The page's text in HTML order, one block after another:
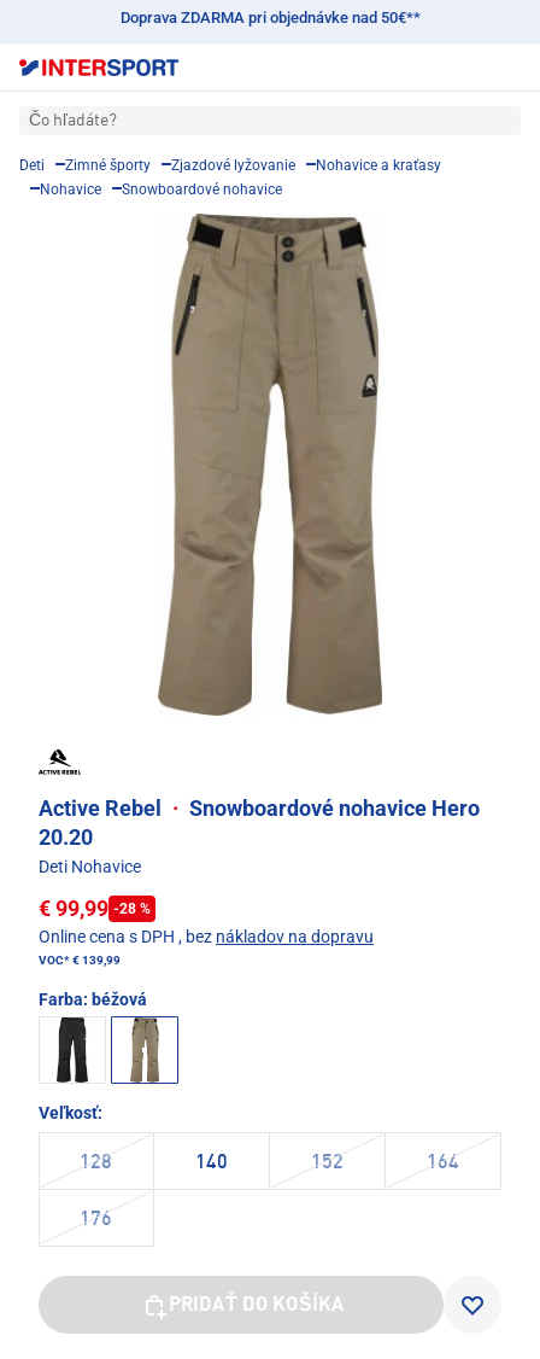
Doprava ZDARMA pri objednávke nad 50€**
Čo hľadáte?
Deti Zimné športy Zjazdové lyžovanie
Nohavice a kraťasy
Nohavice
Snowboardové nohavice
Active Rebel · Snowboardové nohavice Hero
20.20
Deti Nohavice
€ 99,99 -28 %
Online cena s DPH , bez nákladov na dopravu
VOC*€ 139,99
Farba: béžová
Veľkosť:
128 140 152 164
176
PRIDAŤ DO KOŠÍKA